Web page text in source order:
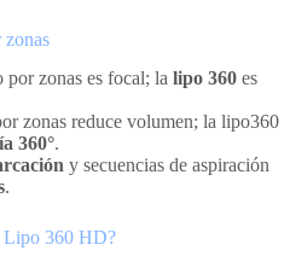
por zonas es focal; la lipo 360 es
zonas reduce volumen; la lipo360
360°.
y secuencias de aspiración
.
Lipo 360 HD?